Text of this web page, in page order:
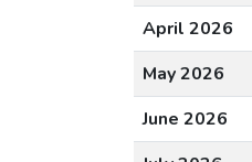
April 2026
May 2026
June 2026